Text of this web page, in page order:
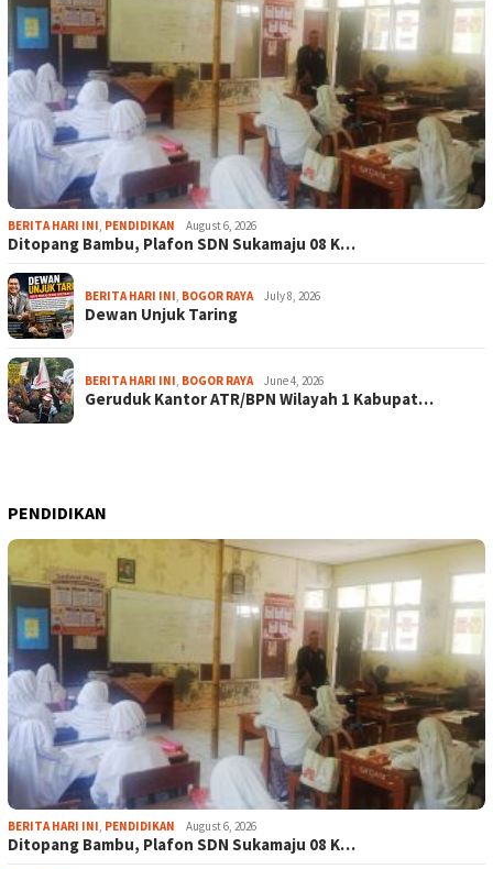
BERITA HARI INI, PENDIDIKAN August 6, 2026
Ditopang Bambu, Plafon SDN Sukamaju 08 K…
BERITA HARI INI, BOGOR RAYA July 8, 2026
Dewan Unjuk Taring
BERITA HARI INI, BOGOR RAYA June 4, 2026
Geruduk Kantor ATR/BPN Wilayah 1 Kabupat…
PENDIDIKAN
BERITA HARI INI, PENDIDIKAN August 6, 2026
Ditopang Bambu, Plafon SDN Sukamaju 08 K…